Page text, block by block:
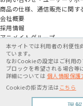
商品の仕様、通信販売に関す
会社概要
採用情報
アニメイトグループ
特定商取引法に
本サイトでは利用者の利便性
ています。
なおCookieの設定はご利用の
ブロックを希望される場合等
詳細については 個人情報保護
Cookieの拒否方法は こちら